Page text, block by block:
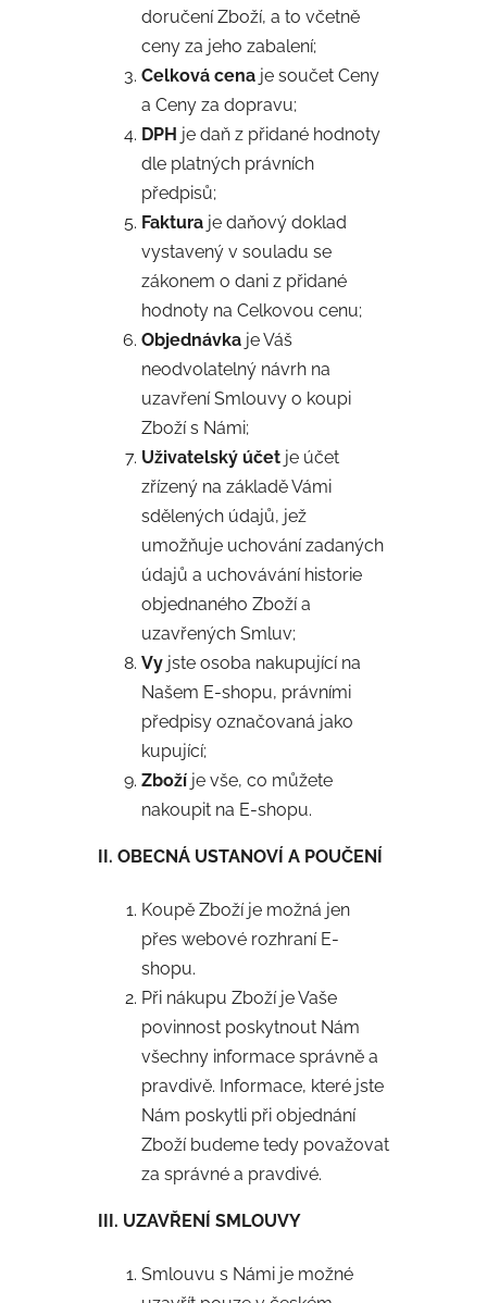
doručení Zboží, a to včetně
ceny za jeho zabalení;
Celková cena je součet Ceny
a Ceny za dopravu;
DPH je daň z přidané hodnoty
dle platných právních
předpisů;
Faktura je daňový doklad
vystavený v souladu se
zákonem o dani z přidané
hodnoty na Celkovou cenu;
Objednávka je Váš
neodvolatelný návrh na
uzavření Smlouvy o koupi
Zboží s Námi;
Uživatelský účet je účet
zřízený na základě Vámi
sdělených údajů, jež
umožňuje uchování zadaných
údajů a uchovávání historie
objednaného Zboží a
uzavřených Smluv;
Vy jste osoba nakupující na
Našem E-shopu, právními
předpisy označovaná jako
kupující;
Zboží je vše, co můžete
nakoupit na E-shopu.
II. OBECNÁ USTANOVÍ A POUČENÍ
Koupě Zboží je možná jen
přes webové rozhraní E-
shopu.
Při nákupu Zboží je Vaše
povinnost poskytnout Nám
všechny informace správně a
pravdivě. Informace, které jste
Nám poskytli při objednání
Zboží budeme tedy považovat
za správné a pravdivé.
III. UZAVŘENÍ SMLOUVY
Smlouvu s Námi je možné